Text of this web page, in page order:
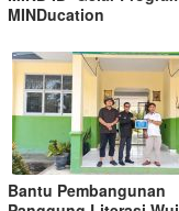
MINDucation
Bantu Pembangunan